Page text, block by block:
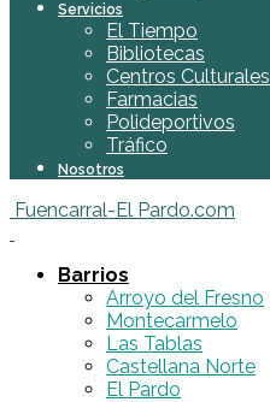
Servicios
El Tiempo
Bibliotecas
Centros Culturales
Farmacias
Polideportivos
Tráfico
Nosotros
Fuencarral-El Pardo.com
Barrios
Arroyo del Fresno
Montecarmelo
Las Tablas
Castellana Norte
El Pardo